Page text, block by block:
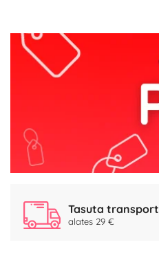
Tasuta transport
alates 29 €